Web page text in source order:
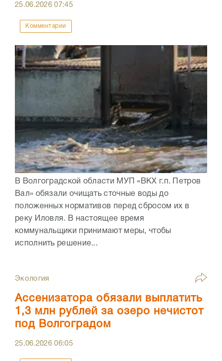
25.06.202607:45
Комментарии
В Волгоградской области МУП «ВКХ г.п. Петров
Вал» обязали очищать сточные воды до
положенных нормативов перед сбросом их в
реку Иловля. В настоящее время
коммунальщики принимают меры, чтобы
исполнить решение...
Экология
Ассенизатора обязали выплатить
1,3 млн рублей за озеро нечистот
под Волгоградом
25.06.202606:05